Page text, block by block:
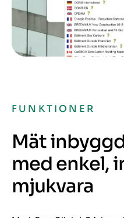
FUNKTIONER
Mät
med enkel,
mjukvara